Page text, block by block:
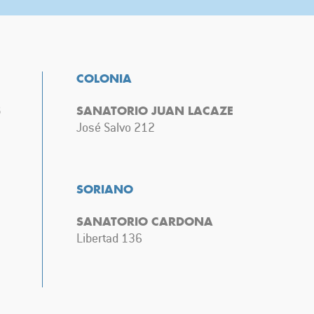
COLONIA
SANATORIO JUAN LACAZE
José Salvo 212
SORIANO
SANATORIO CARDONA
Libertad 136